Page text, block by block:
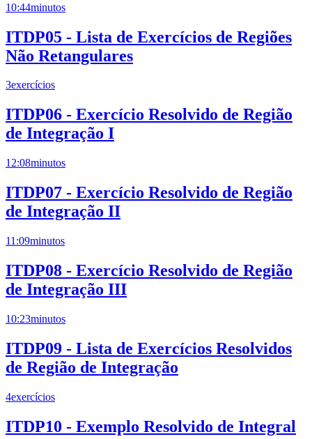
10:44minutos
ITDP05 - Lista de Exercícios de Regiões
Não Retangulares
3exercícios
ITDP06 - Exercício Resolvido de Região
de Integração I
12:08minutos
ITDP07 - Exercício Resolvido de Região
de Integração II
11:09minutos
ITDP08 - Exercício Resolvido de Região
de Integração III
10:23minutos
ITDP09 - Lista de Exercícios Resolvidos
de Região de Integração
4exercícios
ITDP10 - Exemplo Resolvido de Integral